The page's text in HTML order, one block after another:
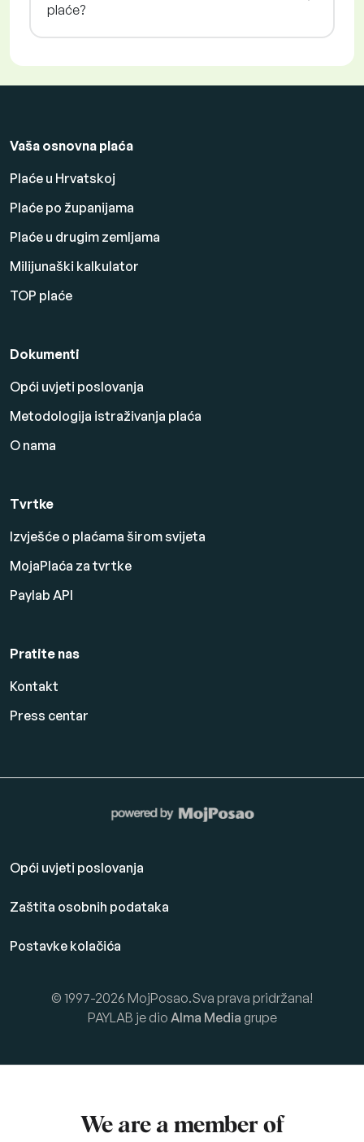
plaće?
Vaša osnovna plaća
Plaće u Hrvatskoj
Plaće po županijama
Plaće u drugim zemljama
Milijunaški kalkulator
TOP plaće
Dokumenti
Opći uvjeti poslovanja
Metodologija istraživanja plaća
O nama
Tvrtke
Izvješće o plaćama širom svijeta
MojaPlaća za tvrtke
Paylab API
Pratite nas
Kontakt
Press centar
Opći uvjeti poslovanja
Zaštita osobnih podataka
Postavke kolačića
© 1997-2026 MojPosao.Sva prava pridržana!
PAYLAB je dio Alma Media grupe
We are a member of